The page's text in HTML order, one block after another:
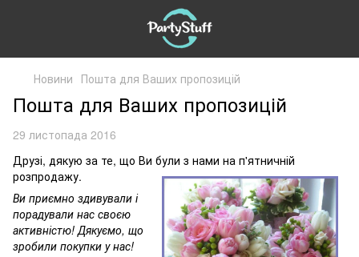
Новини Пошта для Ваших пропозицій
Пошта для Ваших пропозицій
29 листопада 2016
Друзі, дякую за те, що Ви були з нами на п'ятничній
розпродажу.
Ви приємно здивували і
порадували нас своєю
активністю! Дякуємо, що
зробили покупки у нас!